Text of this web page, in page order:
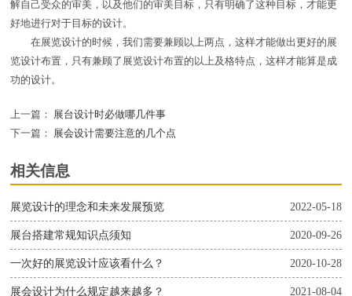
解自己受众的审美，以及他们的审美目标，只有明确了这种目标，才能更
好地进行对于目标的设计。
在展览设计的时候，我们需要兼顾以上两点，这样才能做出更好的展
览设计布置，只有兼顾了展览设计布置的以上及格特点，这样才能算是成
功的设计。
上一篇：
展台设计时必做哪几件事
下一篇：
展会设计需要注意的几个点
相关信息
2022-05-18
展览设计的理念和未来发展预览
2020-09-26
展台搭建常规知识点须知
2020-10-28
一次好的展览设计应该看什么？
2021-08-04
展会设计为什么规定越来越多？